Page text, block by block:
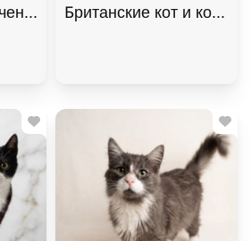
нужен дом! В дар!, Рыжий,
Британские кот и